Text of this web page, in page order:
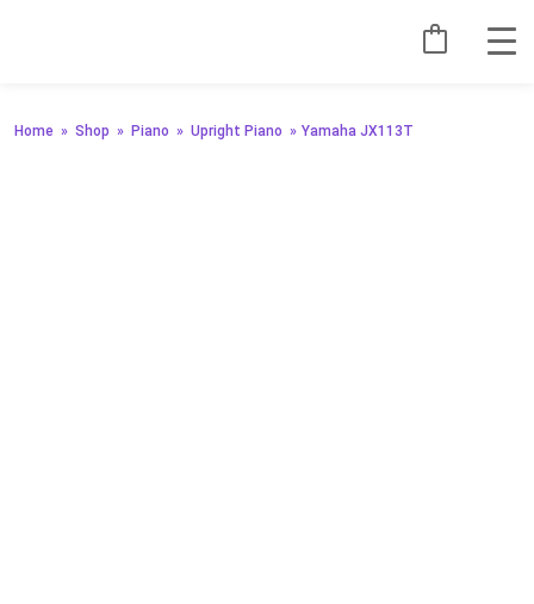
Home » Shop » Piano » Upright Piano » Yamaha JX113T